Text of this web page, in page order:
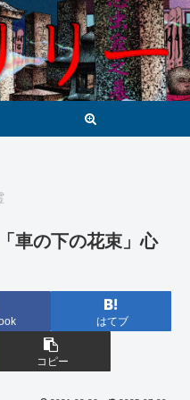
車の下の花束」心
はてブ
コピー